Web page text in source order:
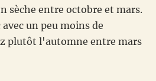
sèche entre octobre et mars.
un peu moins de
plutôt l'automne entre mars